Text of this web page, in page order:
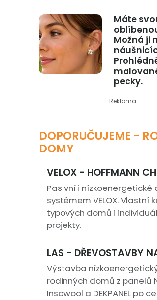
Máte
Možná ji
pecky.
Reklama
DOPORUČUJEME -
DOMY
VELOX - HOFFMANN
Pasivní i nízkoenergetické
systémem VELOX. Vlastní
typových domů i
projekty.
LAS - DŘEVOSTAVBY
Výstavba
rodinných domů z panelů
Insowool a DEKPANEL po